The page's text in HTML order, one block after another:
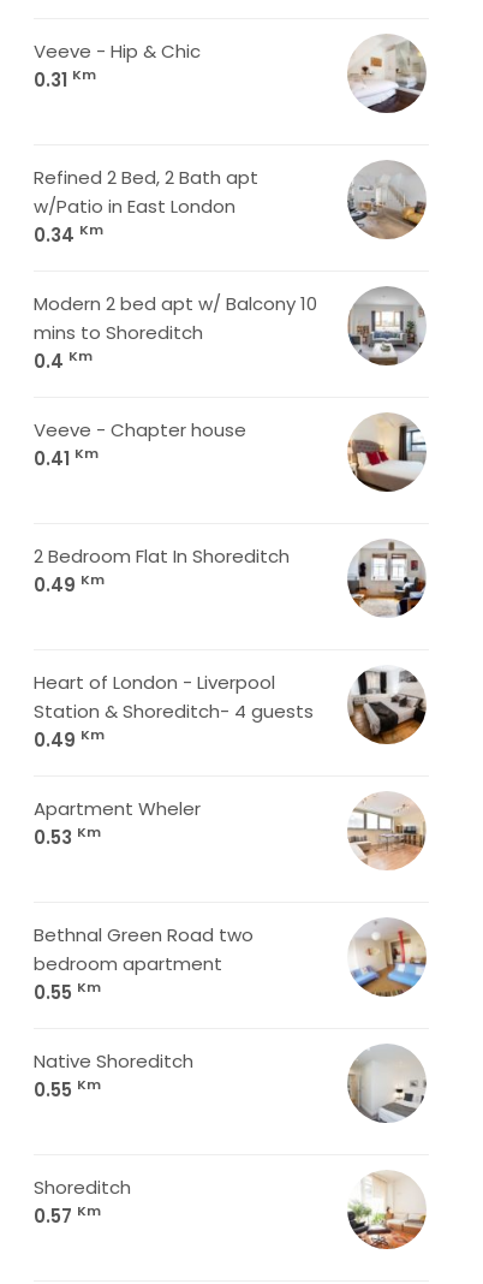
Veeve - Hip & Chic
0.31 Km
Refined 2 Bed, 2 Bath apt
w/Patio in East London
0.34 Km
Modern 2 bed apt w/ Balcony 10
mins to Shoreditch
0.4 Km
Veeve - Chapter house
0.41 Km
2 Bedroom Flat In Shoreditch
0.49 Km
Heart of London - Liverpool
Station & Shoreditch- 4 guests
0.49 Km
Apartment Wheler
0.53 Km
Bethnal Green Road two
bedroom apartment
0.55 Km
Native Shoreditch
0.55 Km
Shoreditch
0.57 Km